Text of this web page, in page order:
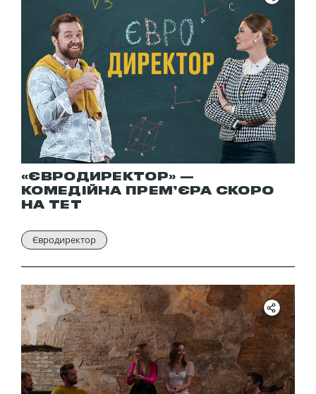
«ЄВРОДИРЕКТОР» —
КОМЕДІЙНА ПРЕМ’ЄРА СКОРО
НА ТЕТ
Євродиректор